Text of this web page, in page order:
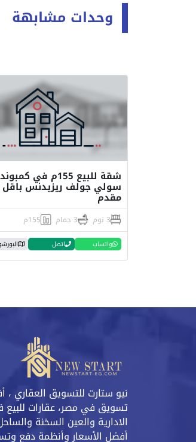
وحدات مشابهة
شقة للبيع 155م في كمبوند
سولي جولف ريزيدنس باقل
مقدم
3 نوم 3 حمام 155م
واتساب اتصل
نيو ستارت للتسويق العقاري
تسويق في مصر، عقارات
الادارية والعين السخنة
أفضل الأسعار وأنظمة دفع